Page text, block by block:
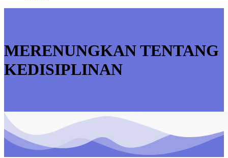
MERENUNGKAN TENTANG
KEDISIPLINAN